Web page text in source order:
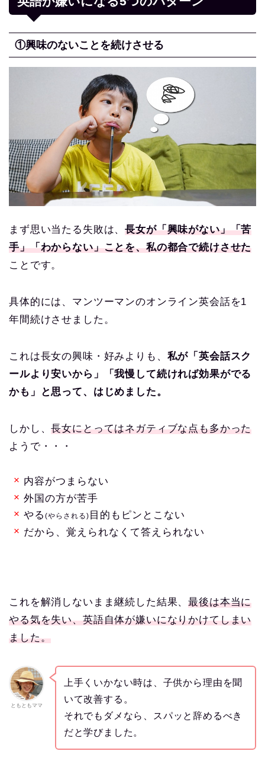
①興味のないことを続けさせる
まず思い当たる失敗は、長女が「興味がない」「苦
手」「わからない」ことを、私の都合で続けさせた
ことです。
具体的には、マンツーマンのオンライン英会話を1
年間続けさせました。
これは長女の興味・好みよりも、 私が「英会話スク
ールより安いから」「我慢して続ければ効果がでる
かも」と思って、はじめました。
しかし、長女にとってはネガティブな点も多かった
ようで・・・
内容がつまらない
外国の方が苦手
やる (やらされる) 目的もピンとこない
だから、覚えられなくて答えられない
これを解消しないまま継続した結果、最後は本当に
やる気を失い、英語自体が嫌いになりかけてしまい
ました。
ともともママ
上手くいかない時は、子供から理由を聞
いて改善する。
それでもダメなら、スパッと辞めるべき
だと学びました。